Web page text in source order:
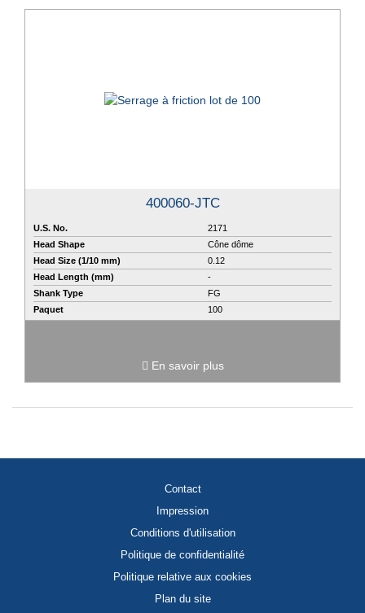
400060-JTC
U.S. No.
2171
Head Shape
Cône dôme
Head Size (1/10 mm)
0.12
Head Length (mm)
-
Shank Type
FG
Paquet
100
En savoir plus
Contact
Impression
Conditions d'utilisation
Politique de confidentialité
Politique relative aux cookies
Plan du site